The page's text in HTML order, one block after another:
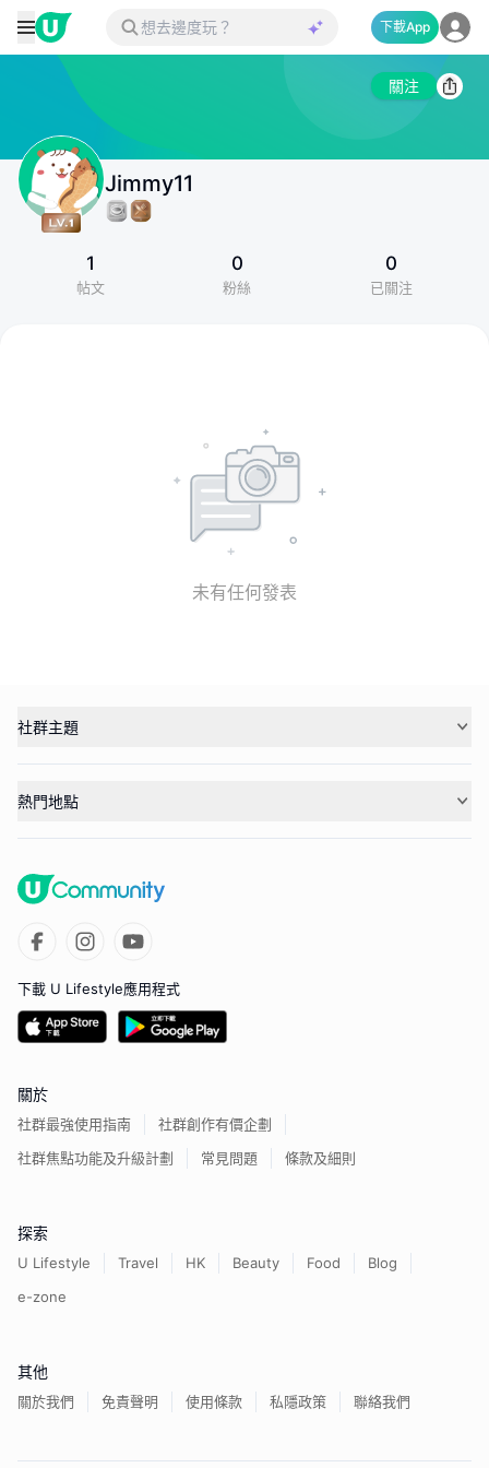
下載App
關注
Jimmy11
1
帖文
0
粉絲
0
已關注
未有任何發表
社群主題
熱門地點
下載 U Lifestyle應用程式
關於
社群最強使用指南
社群創作有價企劃
社群焦點功能及升級計劃
常見問題 條款及細則
探索
U Lifestyle Travel HK Beauty Food
Blog
e-zone
其他
關於我們 免責聲明 使用條款 私隱政策 聯絡我們